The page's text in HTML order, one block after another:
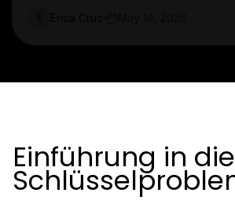
Einführung in die